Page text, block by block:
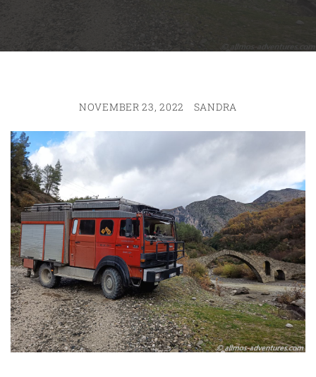
NOVEMBER 23, 2022 SANDRA